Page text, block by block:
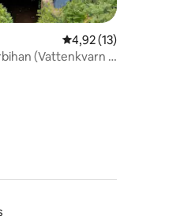
omdömen4,92 av 5 i
4,92 (13)
(Vattenkvarn i